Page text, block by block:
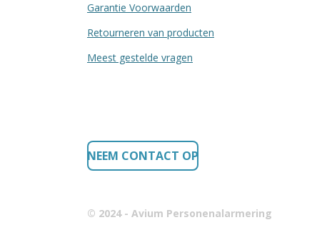
Garantie Voorwaarden
Retourneren van producten
Meest gestelde vragen
NEEM CONTACT OP
© 2024 - Avium Personenalarmering